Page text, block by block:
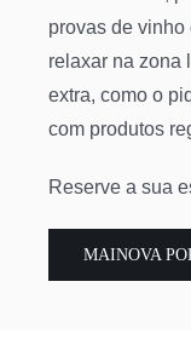
provas de
relaxar na zona
extra, como o
com produtos
Reserve a sua
MAINOVA